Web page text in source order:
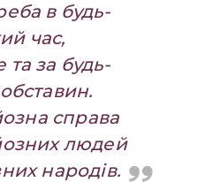
в будь-
час,
та за будь-
справа
людей
народів.